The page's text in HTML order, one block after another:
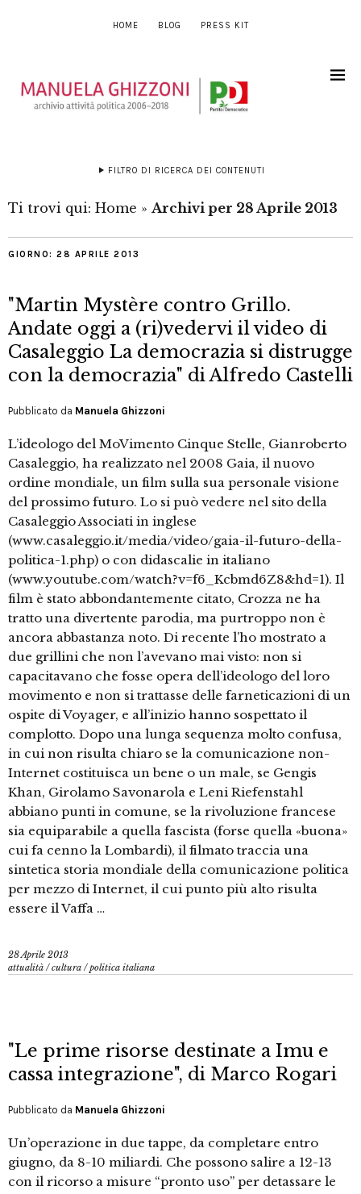
HOME BLOG PRESS KIT
FILTRO DI RICERCA DEI CONTENUTI
Ti trovi qui: Home » Archivi per 28 Aprile 2013
GIORNO: 28 APRILE 2013
"Martin Mystère contro Grillo.
Andate oggi a (ri)vedervi il video di
Casaleggio La democrazia si distrugge
con la democrazia" di Alfredo Castelli
Pubblicato da Manuela Ghizzoni
L’ideologo del MoVimento Cinque Stelle, Gianroberto
Casaleggio, ha realizzato nel 2008 Gaia, il nuovo
ordine mondiale, un film sulla sua personale visione
del prossimo futuro. Lo si può vedere nel sito della
Casaleggio Associati in inglese
(www.casaleggio.it/media/video/gaia-il-futuro-della-
politica-1.php) o con didascalie in italiano
(www.youtube.com/watch?v=f6_Kcbmd6Z8&hd=1). Il
film è stato abbondantemente citato, Crozza ne ha
tratto una divertente parodia, ma purtroppo non è
ancora abbastanza noto. Di recente l’ho mostrato a
due grillini che non l’avevano mai visto: non si
capacitavano che fosse opera dell’ideologo del loro
movimento e non si trattasse delle farneticazioni di un
ospite di Voyager, e all’inizio hanno sospettato il
complotto. Dopo una lunga sequenza molto confusa,
in cui non risulta chiaro se la comunicazione non-
Internet costituisca un bene o un male, se Gengis
Khan, Girolamo Savonarola e Leni Riefenstahl
abbiano punti in comune, se la rivoluzione francese
sia equiparabile a quella fascista (forse quella «buona»
cui fa cenno la Lombardi), il filmato traccia una
sintetica storia mondiale della comunicazione politica
per mezzo di Internet, il cui punto più alto risulta
essere il Vaffa …
28 Aprile 2013
attualità /cultura /politica italiana
"Le prime risorse destinate a Imu e
cassa integrazione", di Marco Rogari
Pubblicato da Manuela Ghizzoni
Un’operazione in due tappe, da completare entro
giugno, da 8-10 miliardi. Che possono salire a 12-13
con il ricorso a misure “pronto uso” per detassare le